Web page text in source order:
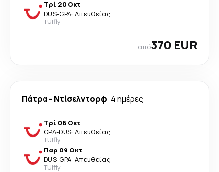
Τρί 20 Οκτ
DUS-GPA· Απευθείας
TUIfly
από370 EUR
Πάτρα- Ντίσελντορφ 4 ημέρες
Τρί 06 Οκτ
GPA-DUS· Απευθείας
TUIfly
Παρ 09 Οκτ
DUS-GPA· Απευθείας
TUIfly